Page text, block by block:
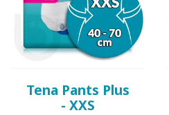
Tena Pants Plus
- XXS